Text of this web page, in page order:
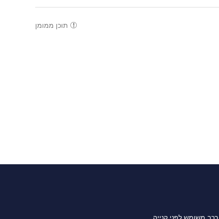
תוכן ממומן